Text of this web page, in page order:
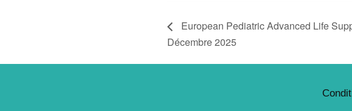
European Pediatric Advanced Life
Décembre 2025